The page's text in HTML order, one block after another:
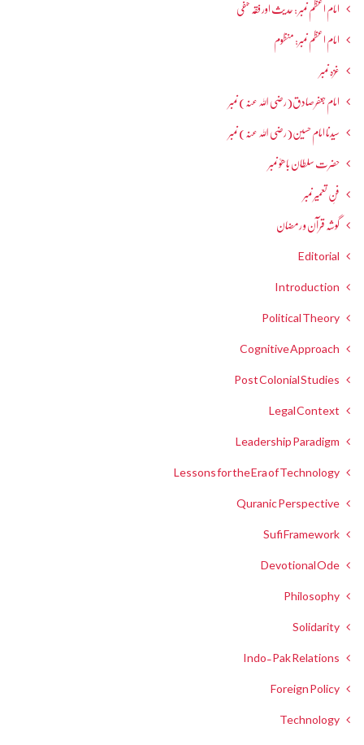
امام اعظم نمبر : حدیث اور فقہ حنفی
امام اعظم نمبر: منظوم
غزہ نمبر
امام جعفرصادق(رضی اللہ عنہ) نمبر
سیدنا امام حسین(رضی اللہ عنہ) نمبر
حضرت سلطان باھوؒ نمبر
فنِ تعمیر نمبر
گوشہ قرآن و رمضان
Editorial
Introduction
Political Theory
Cognitive Approach
Post Colonial Studies
Legal Context
Leadership Paradigm
Lessons for the Era of Technology
Quranic Perspective
Sufi Framework
Devotional Ode
Philosophy
Solidarity
Indo-Pak Relations
Foreign Policy
Technology